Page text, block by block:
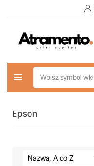

Epson
Nazwa, A do Z